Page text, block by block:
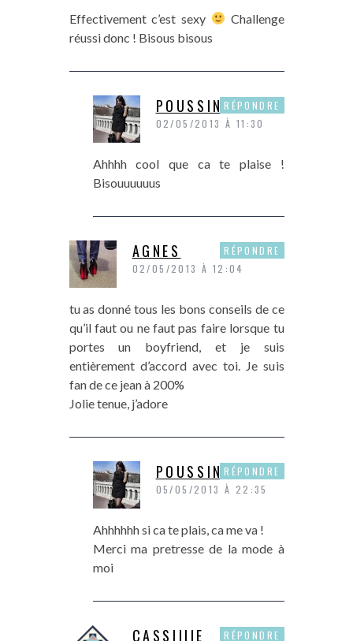
Effectivement c’est sexy
Challenge
réussi donc ! Bisous bisous
POUSSINE
02/05/2013 À 11:30
Ahhhh cool que ca te plaise !
Bisouuuuuus
RÉPONDRE
AGNES
02/05/2013 À 12:04
tu as donné tous les bons conseils de ce
qu’il faut ou ne faut pas faire lorsque tu
portes un boyfriend, et je suis
entièrement d’accord avec toi. Je suis
fan de ce jean à 200%
Jolie tenue, j’adore
RÉPONDRE
POUSSINE
05/05/2013 À 22:35
Ahhhhhh si ca te plais, ca me va !
Merci ma pretresse de la mode à
moi
RÉPONDRE
CASSIIIIE RÉPONDRE